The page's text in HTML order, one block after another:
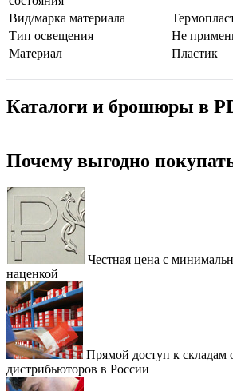
Вид/марка материала
Тип освещения
Не
Материал
Пластик
Каталоги и брошюры в
Почему выгодно
Честная цена с
наценкой
Прямой доступ к складам
дистрибьюторов в России